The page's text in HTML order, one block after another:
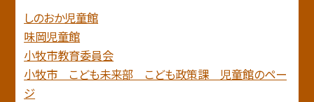
しのおか児童館
味岡児童館
小牧市教育委員会
小牧市 こども未来部 こども政策課 児童館のペー
ジ